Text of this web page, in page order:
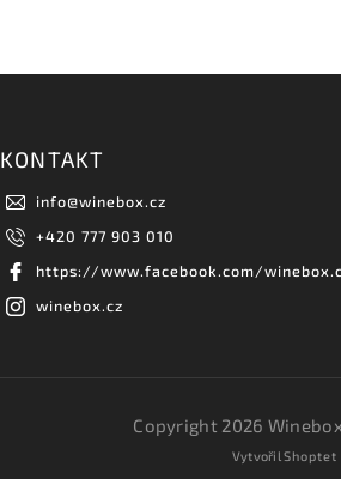
KONTAKT
info@winebox.cz
+420 777 903 010
https://www.facebook.com/
winebox.cz
Copyright 2026 Winebox
VytvořilShoptet